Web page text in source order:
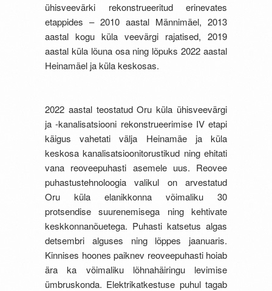
ühisveevärki rekonstrueeritud erinevates
etappides – 2010 aastal Männimäel, 2013
aastal kogu küla veevärgi rajatised, 2019
aastal küla lõuna osa ning lõpuks 2022 aastal
Heinamäel ja küla keskosas.
2022 aastal teostatud Oru küla ühisveevärgi
ja -kanalisatsiooni rekonstrueerimise IV etapi
käigus vahetati välja Heinamäe ja küla
keskosa kanalisatsioonitorustikud ning ehitati
vana reoveepuhasti asemele uus. Reovee
puhastustehnoloogia valikul on arvestatud
Oru küla elanikkonna võimaliku 30
protsendise suurenemisega ning kehtivate
keskkonnanõuetega. Puhasti katsetus algas
detsembri alguses ning lõppes jaanuaris.
Kinnises hoones paiknev reoveepuhasti hoiab
ära ka võimaliku lõhnahäiringu levimise
ümbruskonda. Elektrikatkestuse puhul tagab